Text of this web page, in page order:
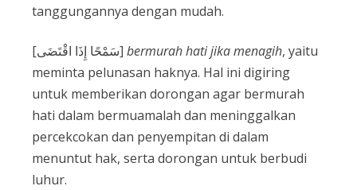
tanggungannya dengan mudah.
[سَمْحًا إِذَا اقْتَضَى] bermurah hati jika menagih, yaitu
meminta pelunasan haknya. Hal ini digiring
untuk memberikan dorongan agar bermurah
hati dalam bermuamalah dan meninggalkan
percekcokan dan penyempitan di dalam
menuntut hak, serta dorongan untuk berbudi
luhur.